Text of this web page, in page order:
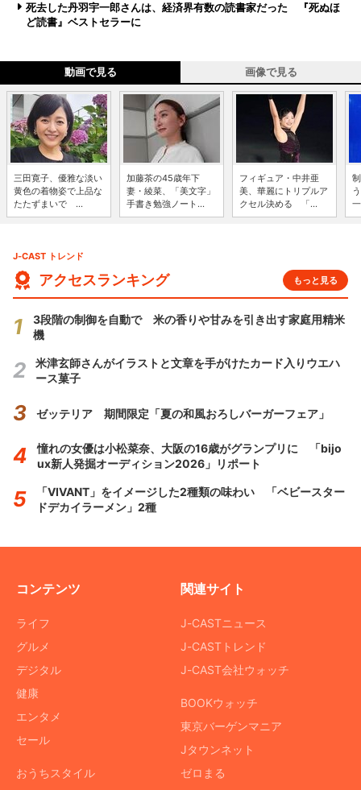
死去した丹羽宇一郎さんは、経済界有数の読書家だった 『死ぬほ
ど読書』ベストセラーに
動画で見る 画像で見る
三田寛子、優雅な淡い
黄色の着物姿で上品な
たたずまいで ...
加藤茶の45歳年下
妻・綾菜、「美文字」
手書き勉強ノート...
フィギュア・中井亜
美、華麗にトリプルア
クセル決める 「...
J-CAST トレンド
アクセスランキング もっと見る
3段階の制御を自動で 米の香りや甘みを引き出す家庭用精米
機
米津玄師さんがイラストと文章を手がけたカード入りウエハ
ース菓子
ゼッテリア 期間限定「夏の和風おろしバーガーフェア」
憧れの女優は小松菜奈、大阪の16歳がグランプリに 「bijo
ux新人発掘オーディション2026」リポート
「VIVANT」をイメージした2種類の味わい 「ベビースター
ドデカイラーメン」2種
コンテンツ
ライフ
グルメ
デジタル
健康
エンタメ
セール
おうちスタイル
関連サイト
J-CASTニュース
J-CASTトレンド
J-CAST会社ウォッチ
BOOKウォッチ
東京バーゲンマニア
Jタウンネット
ゼロまる